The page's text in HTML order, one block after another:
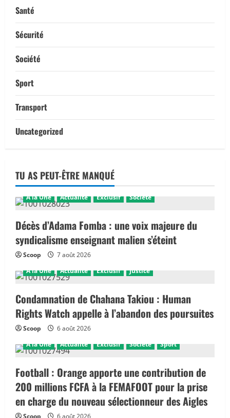
Santé
Sécurité
Société
Sport
Transport
Uncategorized
TU AS PEUT-ÊTRE MANQUÉ
A la Une Actualité Exclusif Société
Décès d’Adama Fomba : une voix majeure du
syndicalisme enseignant malien s’éteint
Scoop
7 août 2026
A la Une
Actualité Exclusif Justice
Condamnation de Chahana Takiou : Human
Rights Watch appelle à l’abandon des poursuites
Scoop
6 août 2026
A la Une
Actualité Exclusif Société Sport
Football : Orange apporte une contribution de
200 millions FCFA à la FEMAFOOT pour la prise
en charge du nouveau sélectionneur des Aigles